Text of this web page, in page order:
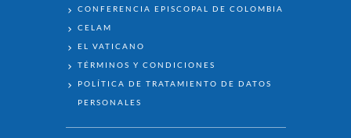
CONFERENCIA EPISCOPAL DE COLOMBIA
CELAM
EL VATICANO
TÉRMINOS Y CONDICIONES
POLÍTICA DE TRATAMIENTO DE DATOS
PERSONALES